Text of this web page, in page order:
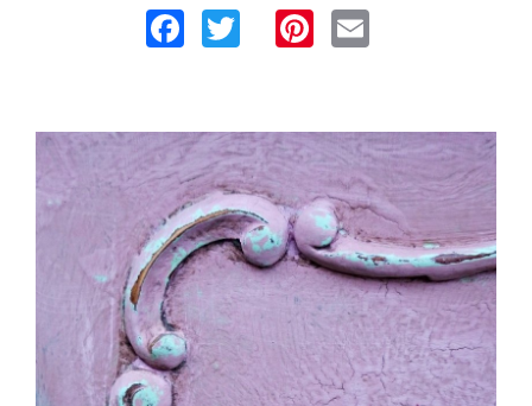
Facebook
TwitterPinterest
Email